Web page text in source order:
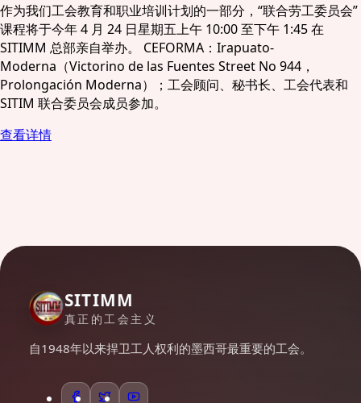
作为我们工会教育和职业培训计划的一部分，“联合劳工委员会”
课程将于今年 4 月 24 日星期五上午 10:00 至下午 1:45 在
SITIMM 总部亲自举办。 CEFORMA：Irapuato-
Moderna（Victorino de las Fuentes Street No 944，
Prolongación Moderna）；工会顾问、秘书长、工会代表和
SITIM 联合委员会成员参加。
查看详情
SITIMM
真正的工会主义
自1948年以来捍卫工人权利的墨西哥最重要的工会。